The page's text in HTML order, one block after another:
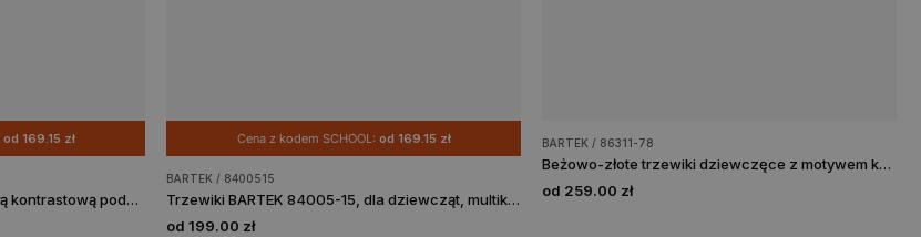
od 169.15 zł
Czarne trzewiki BARTEK z białą kontrastową podeszwą 88000-11
Cena z kodem SCHOOL: od 169.15 zł
BARTEK / 8400515
Trzewiki BARTEK 84005-15, dla dziewcząt, multikolor
od 199.00 zł
BARTEK / 86311-78
Beżowo-złote trzewiki dziewczęce z motywem kotka BARTEK 86311-78
od 259.00 zł